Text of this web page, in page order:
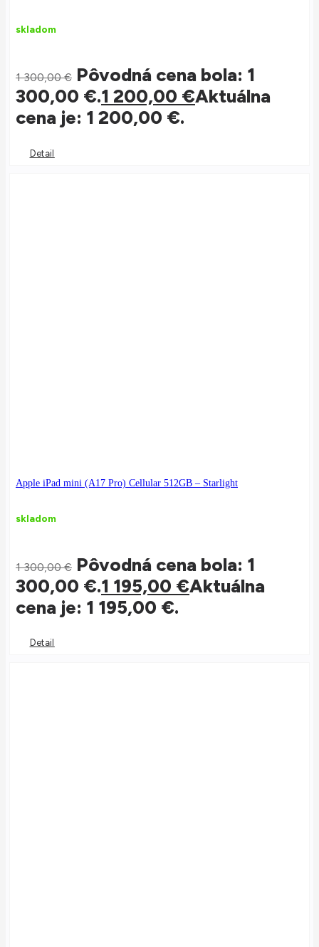
skladom
1 300,00€ Pôvodná cena bola: 1
300,00 €.1 200,00 €Aktuálna
cena je: 1 200,00 €.
Detail
Apple iPad mini (A17 Pro) Cellular 512GB – Starlight
skladom
1 300,00€ Pôvodná cena bola: 1
300,00 €.1 195,00 €Aktuálna
cena je: 1 195,00 €.
Detail